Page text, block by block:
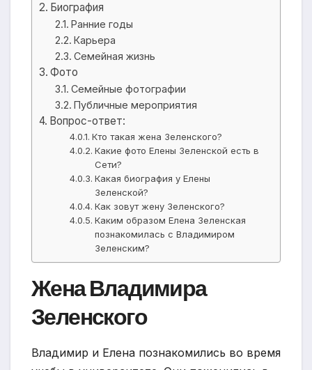
Биография
Ранние годы
Карьера
Семейная жизнь
Фото
Семейные фотографии
Публичные мероприятия
Вопрос-ответ:
Кто такая жена Зеленского?
Какие фото Елены Зеленской есть в
Сети?
Какая биография у Елены
Зеленской?
Как зовут жену Зеленского?
Каким образом Елена Зеленская
познакомилась с Владимиром
Зеленским?
Жена Владимира
Зеленского
Владимир и Елена познакомились во время